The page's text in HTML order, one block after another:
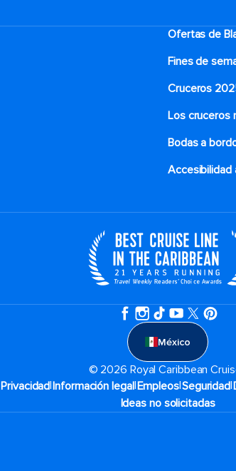
Ofertas de
Fines de
Cruceros
Los cruceros
Bodas a
Accesibilidad
México
© 2026 Royal Caribbean
Privacidad|Información legal|Empleos|Seguridad|
Ideas no solicitadas